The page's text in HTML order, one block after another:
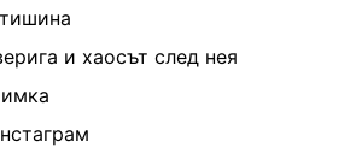
и хаосът след нея